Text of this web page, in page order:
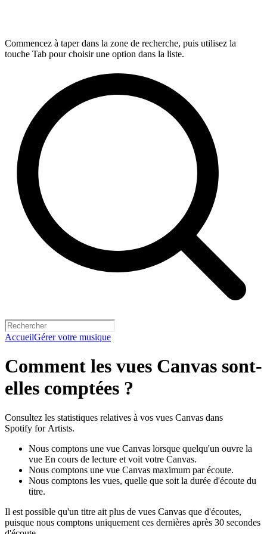
Commencez à taper dans la zone de recherche, puis utilisez la
touche Tab pour choisir une option dans la liste.
AccueilGérer votre musique
Comment les vues Canvas sont-
elles comptées ?
Consultez les statistiques relatives à vos vues Canvas dans
Spotify for Artists.
Nous comptons une vue Canvas lorsque quelqu'un ouvre la
vue En cours de lecture et voit votre Canvas.
Nous comptons une vue Canvas maximum par écoute.
Nous comptons les vues, quelle que soit la durée d'écoute du
titre.
Il est possible qu'un titre ait plus de vues Canvas que d'écoutes,
puisque nous comptons uniquement ces dernières après 30 secondes